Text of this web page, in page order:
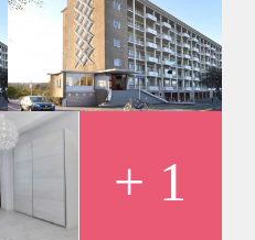
van de Eigenaar
+ 1